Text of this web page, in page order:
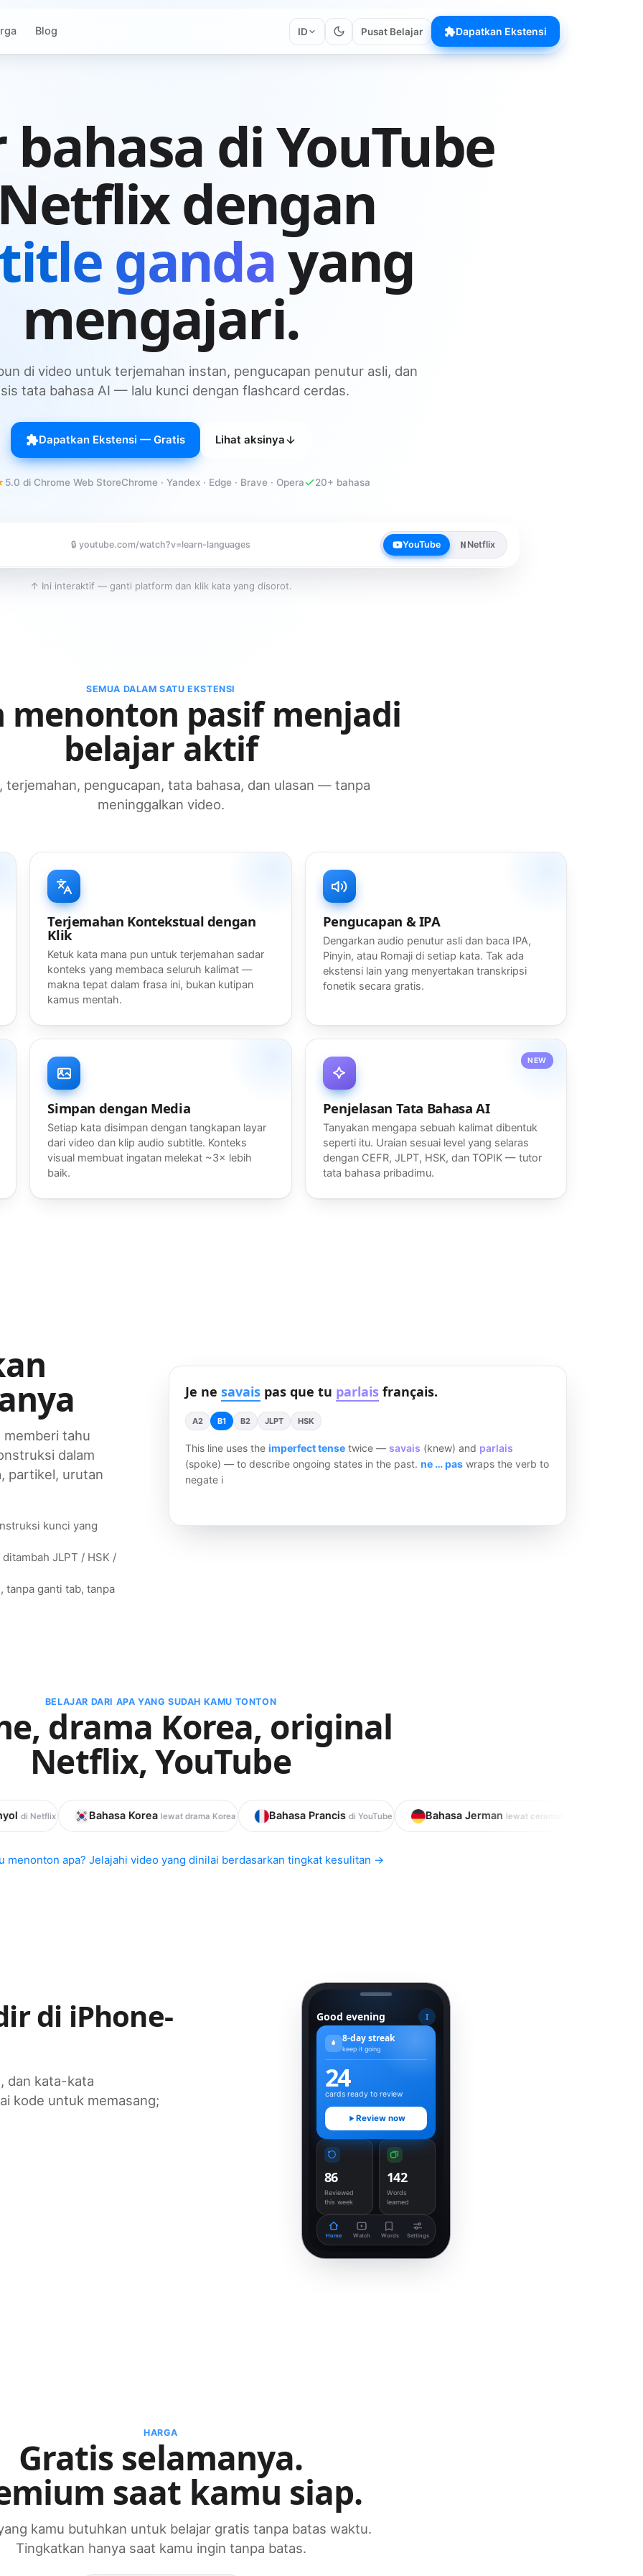
Blog ID Pusat Belajar Dapatkan Ekstensi
di YouTube
dengan
gandayang
mengajari.
di video untuk terjemahan instan, pengucapan penutur asli, dan
tata bahasa AI — lalu kunci dengan flashcard cerdas.
Dapatkan Ekstensi — Gratis Lihat aksinya
5.0 di Chrome Web StoreChrome · Yandex · Edge · Brave · Opera 20+ bahasa
🔒 youtube.com/watch?v=learn-languages YouTube Netflix
1:24 / 3:45
↑ Ini interaktif — ganti platform dan klik kata yang disorot.
SEMUA DALAM SATU EKSTENSI
menonton pasif menjadi
belajar aktif
terjemahan, pengucapan, tata bahasa, dan ulasan — tanpa
meninggalkan video.
Terjemahan Kontekstual dengan
Klik
Ketuk kata mana pun untuk terjemahan sadar
konteks yang membaca seluruh kalimat —
makna tepat dalam frasa ini, bukan kutipan
kamus mentah.
Pengucapan & IPA
Dengarkan audio penutur asli dan baca IPA,
Pinyin, atau Romaji di setiap kata. Tak ada
ekstensi lain yang menyertakan transkripsi
fonetik secara gratis.
Simpan dengan Media
Setiap kata disimpan dengan tangkapan layar
dari video dan klip audio subtitle. Konteks
visual membuat ingatan melekat ~3× lebih
baik.
NEW
Penjelasan Tata Bahasa AI
Tanyakan mengapa sebuah kalimat dibentuk
seperti itu. Uraian sesuai level yang selaras
dengan CEFR, JLPT, HSK, dan TOPIK — tutor
tata bahasa pribadimu.
memberi tahu
dalam
partikel, urutan
kunci yang
JLPT / HSK /
ganti tab, tanpa
Je ne savaispas que tu parlaisfrançais.
A2 B1 B2 JLPT HSK
This line uses the imperfect tensetwice — savais (knew) and parlais
(spoke) — to describe ongoing states in the past. ne … paswraps the verb to
negate it, and the order stays subject → ne → verb → pas.
BELAJAR DARI APA YANG SUDAH KAMU TONTON
drama Korea, original
Netflix, YouTube
Bahasa Korea lewat drama Korea Bahasa Prancis di YouTube Bahasa Jerman lewat ceramah Bahasa Italia
menonton apa? Jelajahi video yang dinilai berdasarkan tingkat kesulitan →
di iPhone-
dan kata-kata
kode untuk memasang;
Good evening I
8-day streak
keep it going
24
cards ready to review
Review now
86
Reviewed
this week
142
Words
learned
Home Watch Words Settings
HARGA
Gratis selamanya.
saat kamu siap.
kamu butuhkan untuk belajar gratis tanpa batas waktu.
Tingkatkan hanya saat kamu ingin tanpa batas.